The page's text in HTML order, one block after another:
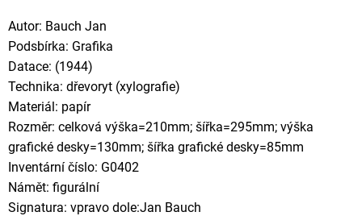
Autor: Bauch Jan
Podsbírka: Grafika
Datace: (1944)
Technika: dřevoryt (xylografie)
Materiál: papír
Rozměr: celková výška=210mm; šířka=295mm; výška
grafické desky=130mm; šířka grafické desky=85mm
Inventární číslo: G0402
Námět: figurální
Signatura: vpravo dole:Jan Bauch